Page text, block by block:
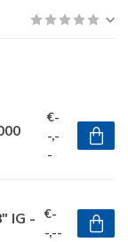
€-
-,-
-
IG - €-
-,--